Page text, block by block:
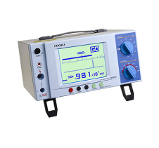
11ヶ月
12ヶ月